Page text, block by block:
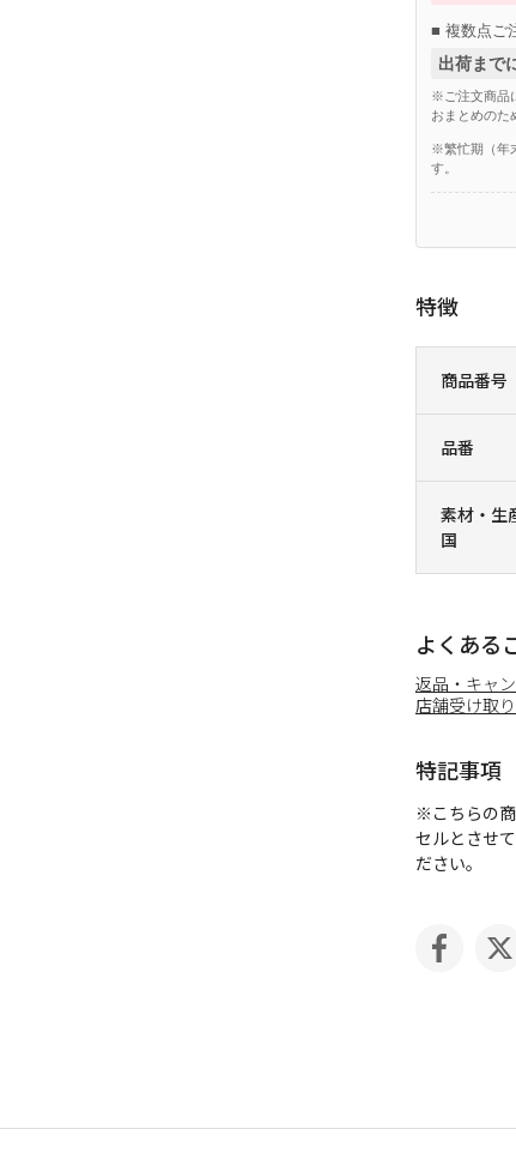
商品番号
品番
素材・生
国
■ 複数点ご
出荷まで
※ご注文商品
おまとめのた
※繁忙期（年
す。
特徴
よくある
返品・キャ
店舗受け取
特記事項
※こちらの
セルとさせ
ださい。